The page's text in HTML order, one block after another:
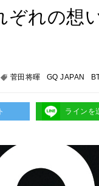
ぞれの想
菅田将暉 GQ JAPAN
ラインを